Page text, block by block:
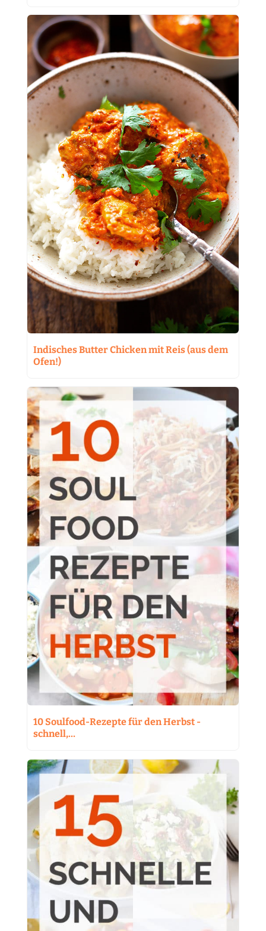
Indisches Butter Chicken mit Reis (aus dem
Ofen!)
10 Soulfood-Rezepte für den Herbst -
schnell,…